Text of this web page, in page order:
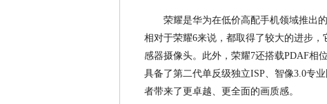
荣耀是华为在低价高配手机领域推出
相对于荣耀6来说，都取得了较大的进步
感器摄像头。此外，荣耀7还搭载PDAF相
具备了第二代单反级独立ISP、智像3.0专
者带来了更卓越、更全面的画质感。